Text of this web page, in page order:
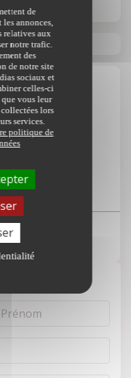
de
annonces,
relatives aux
notre trafic.
des
de notre site
sociaux et
celles-ci
vous leur
lors
services.
politique de